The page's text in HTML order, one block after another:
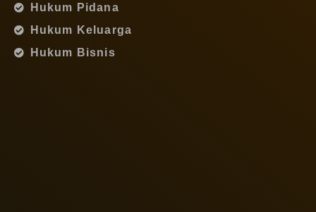
Hukum Pidana
Hukum Keluarga
Hukum Bisnis